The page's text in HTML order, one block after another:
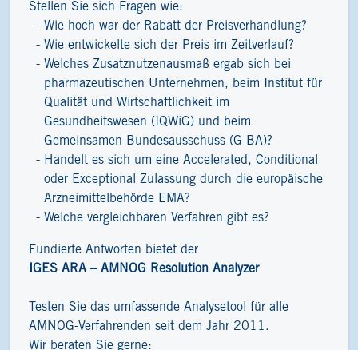
Stellen Sie sich Fragen wie:
Wie hoch war der Rabatt der Preisverhandlung?
Wie entwickelte sich der Preis im Zeitverlauf?
Welches Zusatznutzenausmaß ergab sich bei
pharmazeutischen Unternehmen, beim Institut für
Qualität und Wirtschaftlichkeit im
Gesundheitswesen (IQWiG) und beim
Gemeinsamen Bundesausschuss (G-BA)?
Handelt es sich um eine Accelerated, Conditional
oder Exceptional Zulassung durch die europäische
Arzneimittelbehörde EMA?
Welche vergleichbaren Verfahren gibt es?
Fundierte Antworten bietet der
IGES ARA – AMNOG Resolution Analyzer
Testen Sie das umfassende Analysetool für alle
AMNOG-Verfahrenden seit dem Jahr 2011.
Wir beraten Sie gerne: